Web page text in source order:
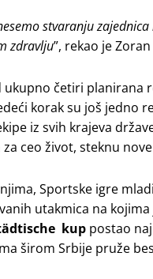
stvaranju
zdravlju”, rekao je
četiri planirana
korak su još
iz svih krajeva
ceo život, steknu
Sportske igre
utakmica na
kup postao
širom Srbije pruže